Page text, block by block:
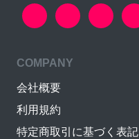
COMPANY
会社概要
利用規約
特定商取引に基づく表記